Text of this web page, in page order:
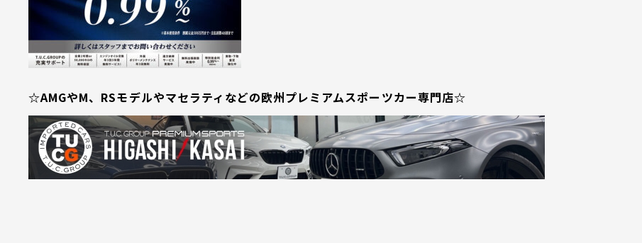
☆AMGやM、RSモデルやマセラティなどの欧州プレミアムスポーツカー専門店☆